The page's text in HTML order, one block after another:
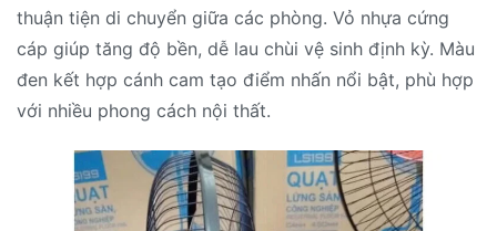
thuận tiện di chuyển giữa các phòng. Vỏ nhựa cứng
cáp giúp tăng độ bền, dễ lau chùi vệ sinh định kỳ. Màu
đen kết hợp cánh cam tạo điểm nhấn nổi bật, phù hợp
với nhiều phong cách nội thất.